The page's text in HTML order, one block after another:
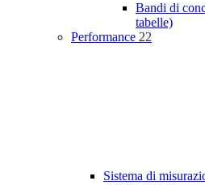
Bandi di
tabelle)
Performance 22
Sistema di